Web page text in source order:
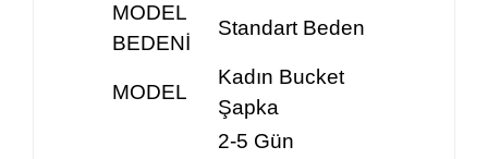
MODEL
BEDENİ
Standart Beden
MODEL
Kadın Bucket
Şapka
2-5 Gün